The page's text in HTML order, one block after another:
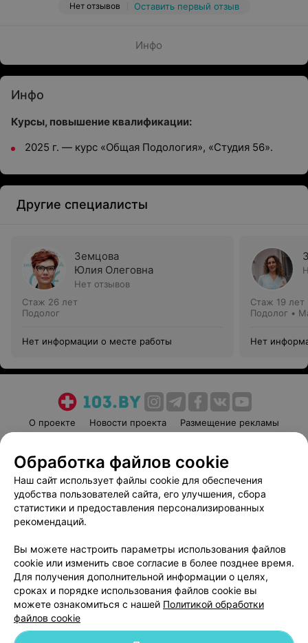
Нет отзывов Оставить первый отзыв
Инфо
Инфо
Курсы, повышение квалификации:
2025 г. — курс «Общая Подология», «Студия 56».
Другие специалисты
Земцова
Юлия Олеговна
Нет отзывов
Стаж 26 лет
Подолог
Нет информации о месте работы
Стаж 19 лет
Подолог •
Нет
О проекте Новости проекта
Размещение рекламы
Пользовательское соглашение
Способы оплаты
Вакансии
Партнеры
Написать руководителю 103.by
Обработка персональных данных
Обработка файлов cookie
Наш сайт использует файлы cookie для обеспечения
удобства пользователей сайта, его улучшения, сбора
статистики и предоставления персонализированных
рекомендаций.
Вы можете настроить параметры использования файлов
cookie или изменить свое согласие в более позднее время.
Для получения дополнительной информации о целях,
сроках и порядке использования файлов cookie вы
можете ознакомиться с нашей Политикой обработки
файлов cookie